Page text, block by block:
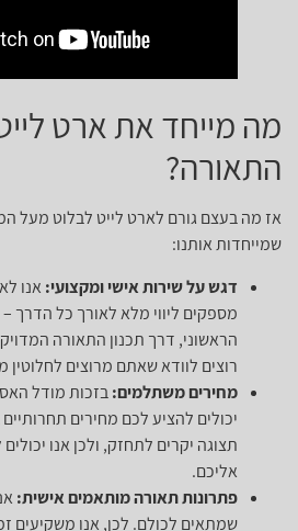
מה מייחד את ארט
התאורה?
אז מה בעצם גורם לארט לייט לבלוט מעל
שמייחדות אותנו:
דגש על שירות אישי ומקצועי: אנו
מספקים ליווי מלא לאורך כל הדרך
הראשוני, דרך תכנון התאורה
רוצים לוודא שאתם מרוצים
מחירים משתלמים:בזכות מודל
יכולים להציע לכם מחירים
תצוגה יקרים לתחזק, ולכן אנו
אליכם.
פתרונות תאורה מותאמים אישית:
שמתאים לכולם. לכן, אנו משקיעים